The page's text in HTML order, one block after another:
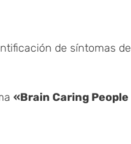
de síntomas de
«Brain Caring People